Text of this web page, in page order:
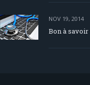
NOV 19, 2014
Bon à